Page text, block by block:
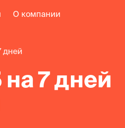
О компании
дней
на 7 дней